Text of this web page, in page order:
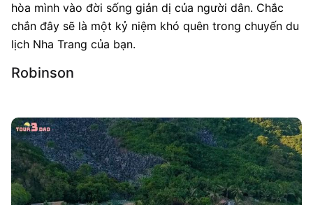
hòa mình vào đời sống giản dị của người dân. Chắc
chắn đây sẽ là một kỷ niệm khó quên trong chuyến du
lịch Nha Trang của bạn.
Robinson